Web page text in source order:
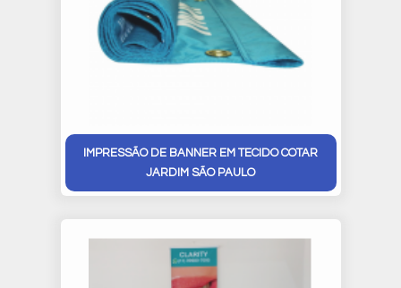
IMPRESSÃO DE BANNER EM TECIDO COTAR
JARDIM SÃO PAULO